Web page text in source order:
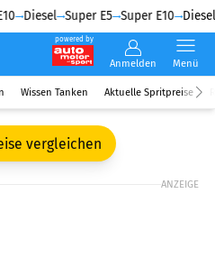
Diesel Super E5 Super E10 Diesel
powered by
Anmelden Menü
Wissen Tanken Aktuelle Spritpreise
vergleichen
ANZEIGE